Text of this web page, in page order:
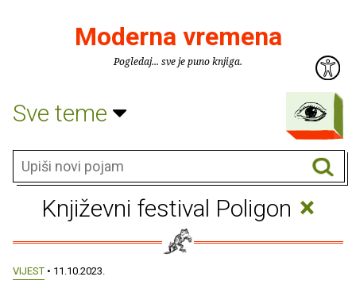
Moderna vremena
Pogledaj... sve je puno knjiga.
Sve teme
Književni festival Poligon ×
VIJEST • 11.10.2023.